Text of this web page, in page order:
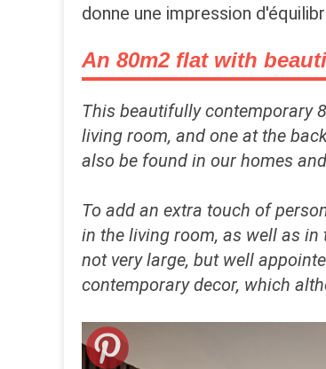
donne une impression
An 80m2 flat with
This beautifully contemporary
living room, and one at the
also be found in our homes
To add an extra touch of
in the living room, as well as
not very large, but well
contemporary decor, which